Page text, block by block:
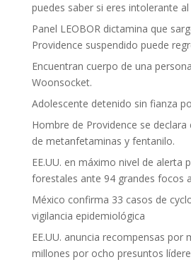
puedes saber si eres intolerante al
Panel LEOBOR dictamina que
Providence suspendido puede
Encuentran cuerpo de una
Woonsocket.
Adolescente detenido sin fianza
Hombre de Providence se
de metanfetaminas y fentanilo.
EE.UU. en máximo nivel de alerta
forestales ante 94 grandes focos
México confirma 33 casos de
vigilancia epidemiológica
EE.UU. anuncia recompensas por
millones por ocho presuntos